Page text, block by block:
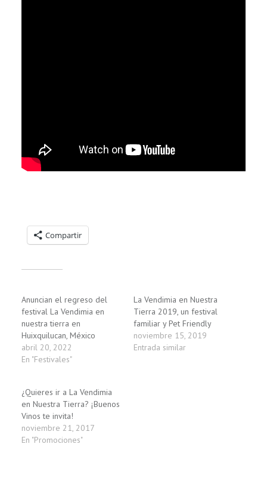
Compartir
Anuncian el regreso del
festival La Vendimia en
nuestra tierra en
Huixquilucan, México
abril 20, 2022
En "Festivales"
La Vendimia en Nuestra
Tierra 2019, un festival
familiar y Pet Friendly
noviembre 15, 2019
Entrada similar
¿Quieres ir a La Vendimia
en Nuestra Tierra? ¡Buenos
Vinos te invita!
noviembre 21, 2017
En "Promociones"